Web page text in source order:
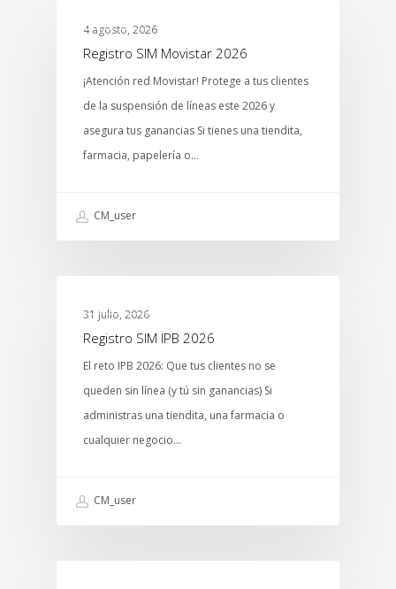
4 agosto, 2026
Registro SIM Movistar 2026
¡Atención red Movistar! Protege a tus clientes
de la suspensión de líneas este 2026 y
asegura tus ganancias Si tienes una tiendita,
farmacia, papelería o…
CM_user
31 julio, 2026
Registro SIM IPB 2026
El reto IPB 2026: Que tus clientes no se
queden sin línea (y tú sin ganancias) Si
administras una tiendita, una farmacia o
cualquier negocio…
CM_user